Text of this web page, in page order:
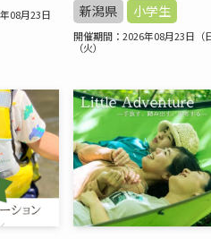
08月23日
新潟県 小学生
開催期間：2026年08月23日（
（火）